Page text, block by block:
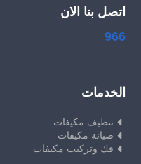
اتصل بنا الان
966
الخدمات
تنظيف مكيفات
صيانة مكيفات
فك وتركيب مكيفات